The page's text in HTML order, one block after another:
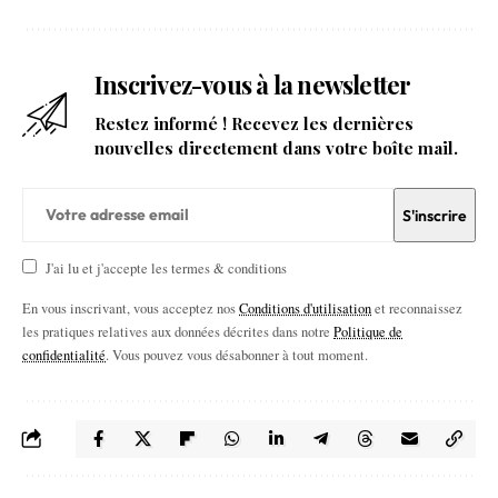
Inscrivez-vous à la newsletter
Restez informé ! Recevez les dernières
nouvelles directement dans votre boîte mail.
J'ai lu et j'accepte les termes & conditions
En vous inscrivant, vous acceptez nosConditions d'utilisationet reconnaissez
les pratiques relatives aux données décrites dans notre Politique de
confidentialité. Vous pouvez vous désabonner à tout moment.